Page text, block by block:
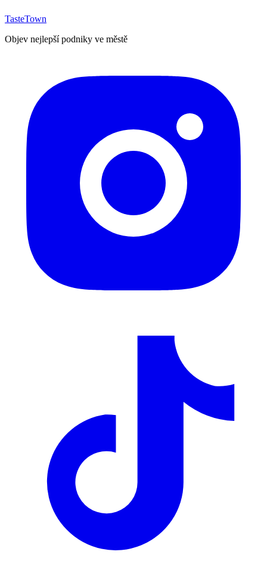
TasteTown
Objev nejlepší podniky ve městě